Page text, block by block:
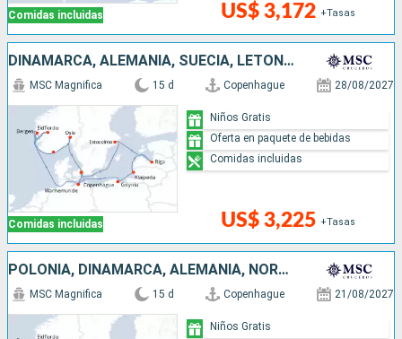
Comidas incluidas US$ 3,172 +Tasas
DINAMARCA, ALEMANIA, SUECIA, LETONIA, LITUANIA, POLONIA, NORUEGA
Comidas incluidas
MSC Magnifica 15 d Copenhague 28/08/2027
US$ 3,225 +Tasas
Niños Gratis
Oferta en paquete de bebidas
Comidas incluidas
POLONIA, DINAMARCA, ALEMANIA, NORUEGA, SUECIA, LETONIA, LITUANIA
MSC Magnifica 15 d Copenhague 21/08/2027
Niños Gratis